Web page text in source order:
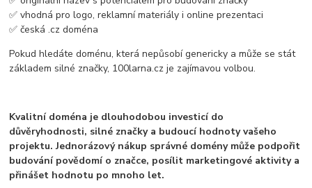
✅ vhodná pro logo, reklamní materiály i online prezentaci
✅ česká .cz doména
Pokud hledáte doménu, která nepůsobí genericky a může se stát
základem silné značky, 100larna.cz je zajímavou volbou.
Kvalitní doména je dlouhodobou investicí do
důvěryhodnosti, silné značky a budoucí hodnoty vašeho
projektu. Jednorázový nákup správné domény může podpořit
budování povědomí o značce, posílit marketingové aktivity a
přinášet hodnotu po mnoho let.